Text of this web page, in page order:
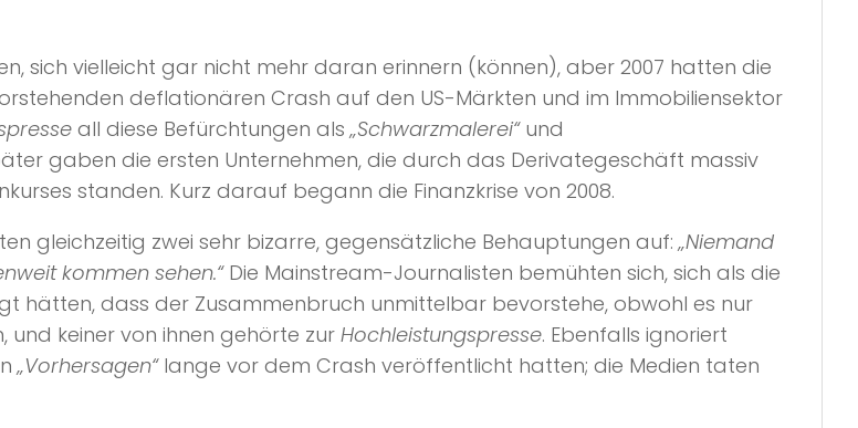
sich vielleicht gar nicht mehr daran erinnern (können), aber 2007 hatten die
deflationären Crash auf den US-Märkten und im Immobiliensektor
all diese Befürchtungen als„Schwarzmalerei“und
gaben die ersten Unternehmen, die durch das Derivategeschäft massiv
standen. Kurz darauf begann die Finanzkrise von 2008.
gleichzeitig zwei sehr bizarre, gegensätzliche Behauptungen auf:„Niemand
kommen sehen.“Die Mainstream-Journalisten bemühten sich, sich als die
hätten, dass der Zusammenbruch unmittelbar bevorstehe, obwohl es nur
keiner von ihnen gehörte zur Hochleistungspresse. Ebenfalls ignoriert
„Vorhersagen“lange vor dem Crash veröffentlicht hatten; die Medien taten